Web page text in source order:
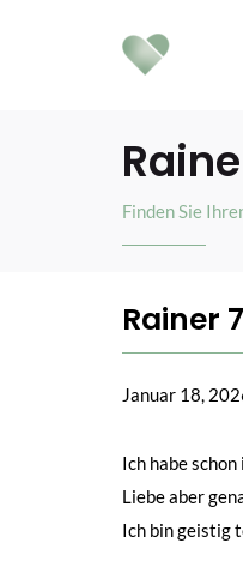
Finden Sie
Rainer
Januar 18,
Ich habe
Liebe aber
Ich bin geistig